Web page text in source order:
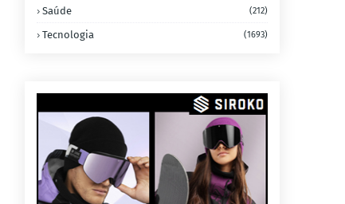
Saúde (212)
Tecnologia (1693)